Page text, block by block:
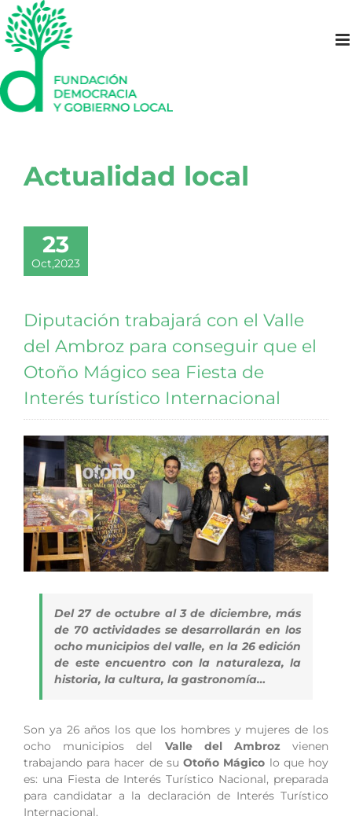
Saltar
al
contenido
Actualidad local
23
Oct,2023
Diputación trabajará con el Valle
del Ambroz para conseguir que el
Otoño Mágico sea Fiesta de
Interés turístico Internacional
Del 27 de octubre al 3 de diciembre, más
de 70 actividades se desarrollarán en los
ocho municipios del valle, en la 26 edición
de este encuentro con la naturaleza, la
historia, la cultura, la gastronomía…
Son ya 26 años los que los hombres y mujeres de los
ocho municipios del Valle del Ambrozvienen
trabajando para hacer de suOtoño Mágico lo que hoy
es: una Fiesta de Interés Turístico Nacional, preparada
para candidatar a la declaración de Interés Turístico
Internacional.